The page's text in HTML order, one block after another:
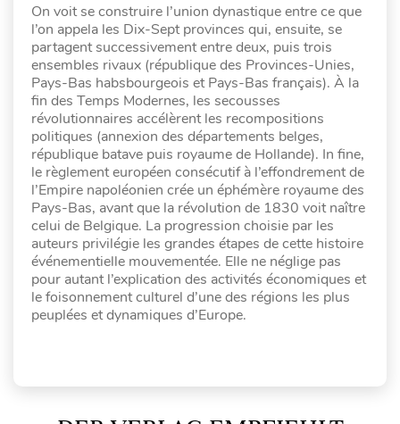
On voit se construire l’union dynastique entre ce que
l’on appela les Dix-Sept provinces qui, ensuite, se
partagent successivement entre deux, puis trois
ensembles rivaux (république des Provinces-Unies,
Pays-Bas habsbourgeois et Pays-Bas français). À la
fin des Temps Modernes, les secousses
révolutionnaires accélèrent les recompositions
politiques (annexion des départements belges,
république batave puis royaume de Hollande). In fine,
le règlement européen consécutif à l’effondrement de
l’Empire napoléonien crée un éphémère royaume des
Pays-Bas, avant que la révolution de 1830 voit naître
celui de Belgique. La progression choisie par les
auteurs privilégie les grandes étapes de cette histoire
événementielle mouvementée. Elle ne néglige pas
pour autant l’explication des activités économiques et
le foisonnement culturel d’une des régions les plus
peuplées et dynamiques d’Europe.